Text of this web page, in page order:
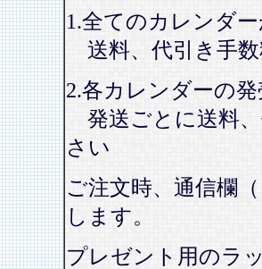
1.全てのカレンダ
送料、代引き手
2.各カレンダーの
発送ごとに送料
さい
ご注文時、通信欄
します。
プレゼント用のラ